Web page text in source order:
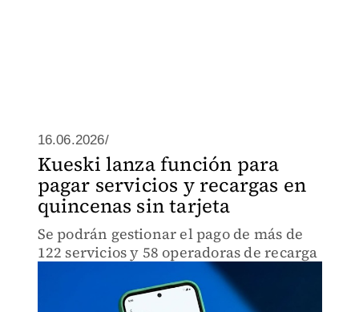
16.06.2026/
Kueski lanza función para
pagar servicios y recargas en
quincenas sin tarjeta
Se podrán gestionar el pago de más de
122 servicios y 58 operadoras de recarga